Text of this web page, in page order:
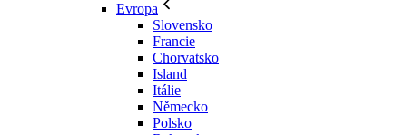
Evropa
Slovensko
Francie
Chorvatsko
Island
Itálie
Německo
Polsko